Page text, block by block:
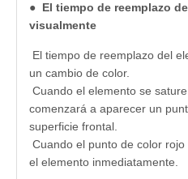
● El tiempo de reemplazo
visualmente
El tiempo de reemplazo del
un cambio de color.
Cuando el elemento se
comenzará a aparecer un
superficie frontal.
Cuando el punto de color
el elemento inmediatamente.